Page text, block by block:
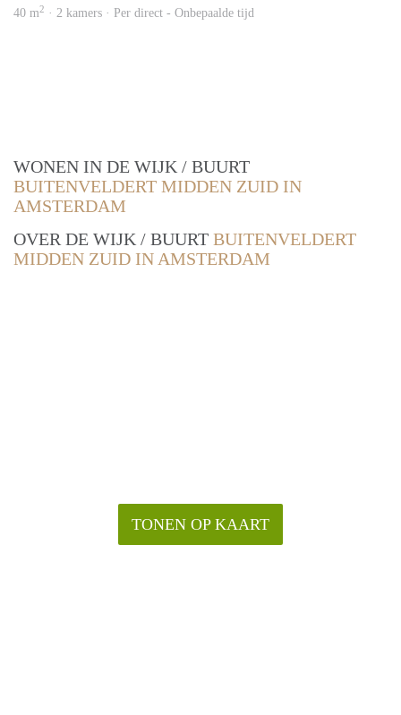
40 m2 · 2 kamers · Per direct - Onbepaalde tijd
WONEN IN DE WIJK / BUURT
BUITENVELDERT MIDDEN ZUID IN
AMSTERDAM
OVER DE WIJK / BUURT BUITENVELDERT
MIDDEN ZUID IN AMSTERDAM
TONEN OP KAART